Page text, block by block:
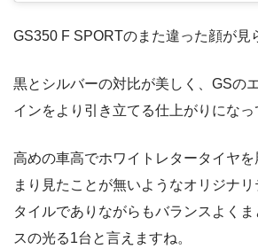
GS350 F SPORTのまた違った顔が見
黒とシルバーの対比が美しく、GSの
インをより引き立てる仕上がりになっ
高めの車高でホワイトレタータイヤ
まり見たことが無いようなオリジナ
タイルでありながらもバランスよく
スの光る1台と言えますね。